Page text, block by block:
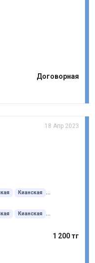
Договорная
18 Апр 2023
Кианская
породаКианская
1 200 тг